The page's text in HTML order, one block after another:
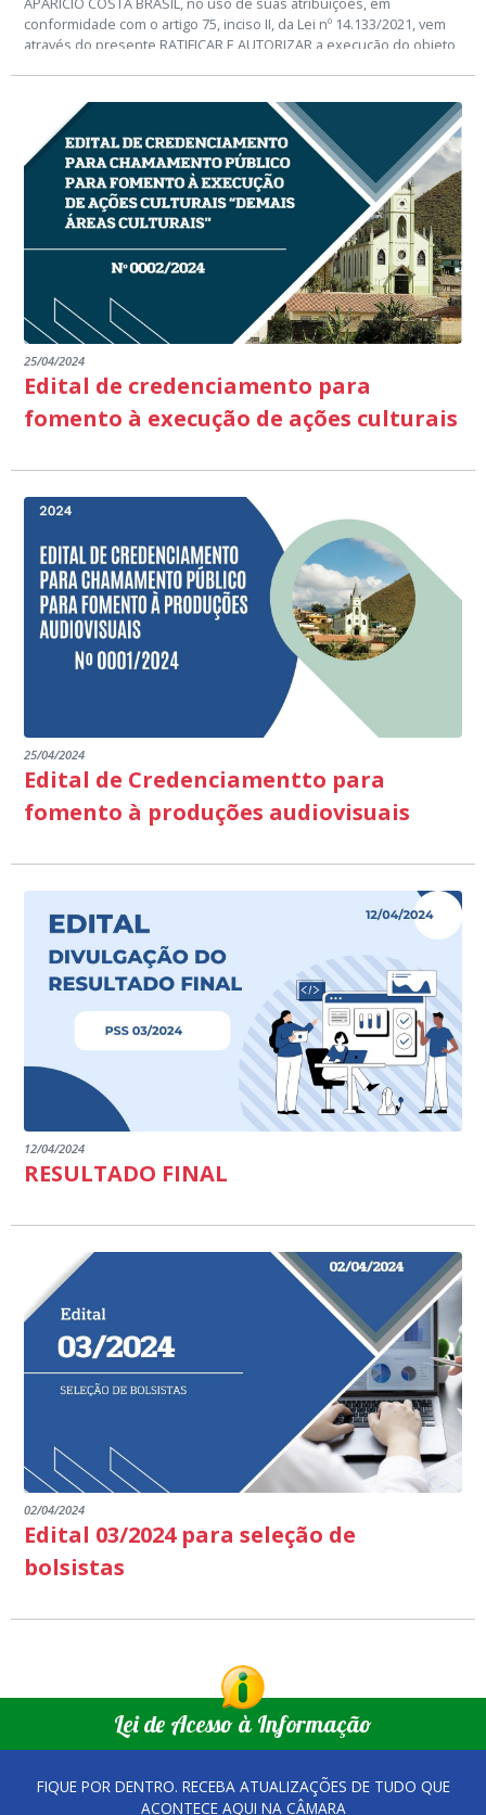
conformidade com o artigo 75, inciso II, da Lei nº 14.133/2021, vem
através do presente RATIFICAR E AUTORIZAR a execução do objeto
NA PRESTAÇÃO DE SERVIÇOS DE MANUTENÇÃO PREVENTIVA E
CORRETIVA NOS EQUIPAMENTOS ODONTOLOGICOS, INSTALADOS
NO MUNICIPIO DE DIVINO DE SÃO LOURENÇO-ES.
25/04/2024
Edital de credenciamento para
fomento à execução de ações culturais
25/04/2024
Edital de Credenciamentto para
fomento à produções audiovisuais
12/04/2024
RESULTADO FINAL
02/04/2024
Edital 03/2024 para seleção de
bolsistas
Lei de Acesso à Informação
FIQUE POR DENTRO. RECEBA ATUALIZAÇÕES DE TUDO QUE
ACONTECE AQUI NA CÂMARA